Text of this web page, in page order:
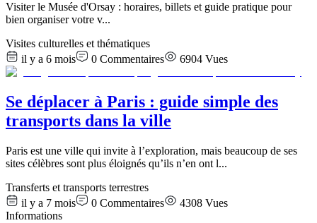
Visiter le Musée d'Orsay : horaires, billets et guide pratique pour
bien organiser votre v...
Visites culturelles et thématiques
il y a 6 mois
0 Commentaires 6904 Vues
Se déplacer à Paris : guide simple des
transports dans la ville
Paris est une ville qui invite à l’exploration, mais beaucoup de ses
sites célèbres sont plus éloignés qu’ils n’en ont l...
Transferts et transports terrestres
il y a 7 mois
0 Commentaires 4308 Vues
Informations